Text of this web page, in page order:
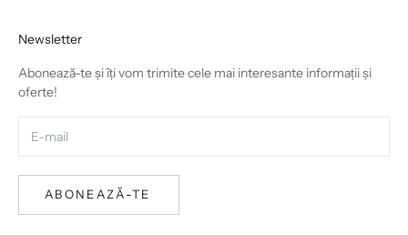
Newsletter
Abonează-te și îți vom trimite cele mai interesante informații și
oferte!
ABONEAZĂ-TE